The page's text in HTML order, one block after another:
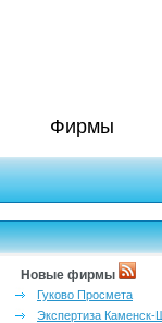
Фирмы
Новые фирмы
Гуково Просмета
Экспертиза Каменск-